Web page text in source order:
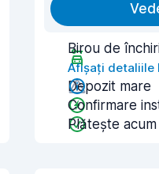
Birou de
Afișați detaliile
Depozit mare
Confirmare
Plătește acum